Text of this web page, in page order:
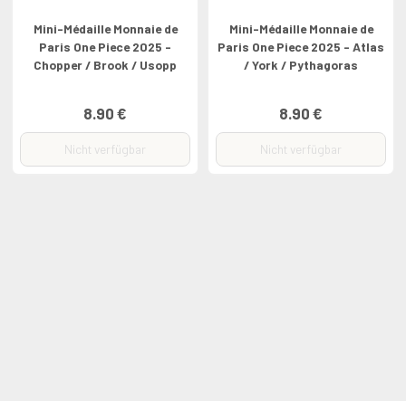
Mini-Médaille Monnaie de
Paris One Piece 2025 -
Chopper / Brook / Usopp
8.90 €
Nicht verfügbar
Mini-Médaille Monnaie de
Paris One Piece 2025 - Atlas
/ York / Pythagoras
8.90 €
Nicht verfügbar